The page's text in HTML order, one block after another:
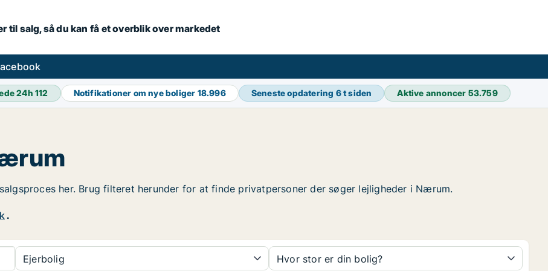
til salg, så du kan få et overblik over markedet
24h112 Notifikationer om nye boliger 18.996 Seneste opdatering 6 t siden Aktive annoncer 53.759
her. Brug filteret herunder for at finde privatpersoner der søger lejligheder i Nærum.
.
Ejerbolig Hvor stor er din bolig?